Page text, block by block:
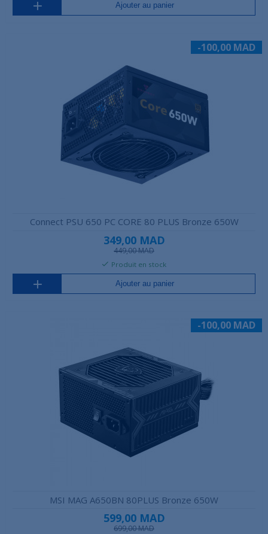
Ajouter au panier
-100,00 MAD
Connect PSU 650 PC CORE 80 PLUS Bronze 650W
349,00 MAD
449,00 MAD
Produit en stock
Ajouter au panier
-100,00 MAD
MSI MAG A650BN 80PLUS Bronze 650W
599,00 MAD
699,00 MAD